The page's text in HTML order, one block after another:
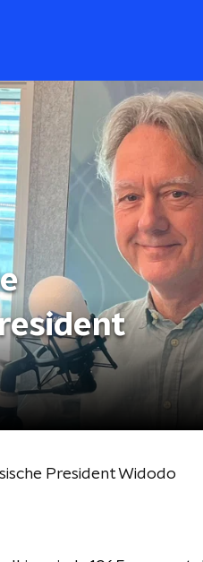
President Widodo